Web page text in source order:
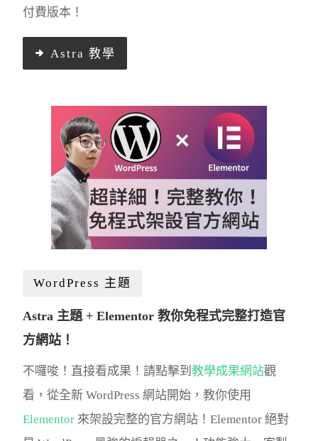
付費版本！
Astra 教學
WordPress 主題
Astra 主題 + Elementor 教你免程式完整打造官
方網站！
不囉唆！直接看成果！請點擊到 教學成果網站觀
看，從全新 WordPress 網站開始，教你使用
Elementor 來架設完整的官方網站！​Elementor 絕對